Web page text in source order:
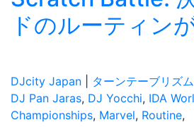
ドのルーティン
DJcity Japan ターンテーブリズム
DJ Pan Jaras, DJ Yocchi, IDA
Championships, Marvel, Routine,